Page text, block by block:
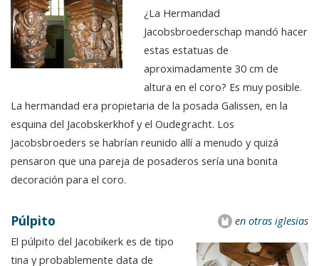
¿La Hermandad
Jacobsbroederschap mandó hacer
estas estatuas de
aproximadamente 30 cm de
altura en el coro? Es muy posible.
La hermandad era propietaria de la posada Galissen, en la
esquina del Jacobskerkhof y el Oudegracht. Los
Jacobsbroeders se habrían reunido allí a menudo y quizá
pensaron que una pareja de posaderos sería una bonita
decoración para el coro.
en otras iglesias
Púlpito
El púlpito del Jacobikerk es de tipo
tina y probablemente data de